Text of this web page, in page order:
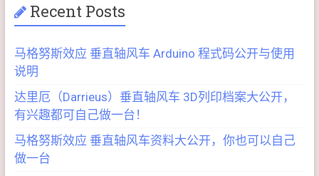
Recent Posts
马格努斯效应 垂直轴风车 Arduino 程式码公开与使用
说明
达里厄（Darrieus）垂直轴风车 3D列印档案大公开，
有兴趣都可自己做一台！
马格努斯效应 垂直轴风车资料大公开，你也可以自己
做一台